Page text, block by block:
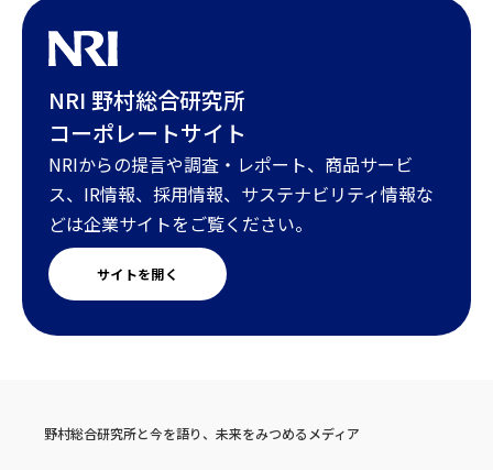
NRI 野村総合研究所
コーポレートサイト
NRIからの提言や調査・レポート、商品サービ
ス、IR情報、採用情報、サステナビリティ情報な
どは企業サイトをご覧ください。
サイトを開く
野村総合研究所と今を語り、未来をみつめるメディア